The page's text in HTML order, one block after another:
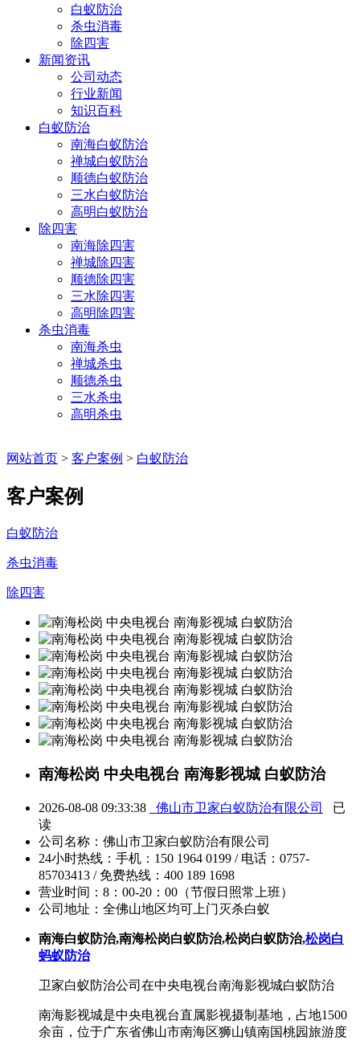
白蚁防治
杀虫消毒
除四害
新闻资讯
公司动态
行业新闻
知识百科
白蚁防治
南海白蚁防治
禅城白蚁防治
顺德白蚁防治
三水白蚁防治
高明白蚁防治
除四害
南海除四害
禅城除四害
顺德除四害
三水除四害
高明除四害
杀虫消毒
南海杀虫
禅城杀虫
顺德杀虫
三水杀虫
高明杀虫
网站首页 > 客户案例 > 白蚁防治
客户案例
白蚁防治
杀虫消毒
除四害
南海松岗 中央电视台 南海影视城 白蚁防治
2026-08-08 09:33:38 佛山市卫家白蚁防治有限公司
已
读
公司名称： 佛山市卫家白蚁防治有限公司
24小时热线： 手机：150 1964 0199 / 电话：0757-
85703413 / 免费热线：400 189 1698
营业时间： 8：00-20：00（节假日照常上班）
公司地址： 全佛山地区均可上门灭杀白蚁
南海白蚁防治,南海松岗白蚁防治,松岗白蚁防治,松岗白
蚂蚁防治
卫家白蚁防治公司在中央电视台南海影视城白蚁防治
南海影视城是中央电视台直属影视摄制基地，占地1500
余亩，位于广东省佛山市南海区狮山镇南国桃园旅游度